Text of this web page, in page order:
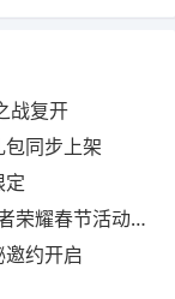
战复开
同步上架
定
春节活动大全
约开启